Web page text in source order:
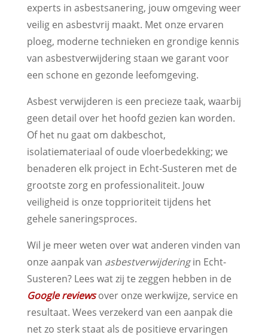
experts in asbestsanering, jouw omgeving weer
veilig en asbestvrij maakt. Met onze ervaren
ploeg, moderne technieken en grondige kennis
van asbestverwijdering staan we garant voor
een schone en gezonde leefomgeving.
Asbest verwijderen is een precieze taak, waarbij
geen detail over het hoofd gezien kan worden.
Of het nu gaat om dakbeschot,
isolatiemateriaal of oude vloerbedekking; we
benaderen elk project in Echt-Susteren met de
grootste zorg en professionaliteit. Jouw
veiligheid is onze topprioriteit tijdens het
gehele saneringsproces.
Wil je meer weten over wat anderen vinden van
onze aanpak van asbestverwijderingin Echt-
Susteren? Lees wat zij te zeggen hebben in de
Google reviewsover onze werkwijze, service en
resultaat. Wees verzekerd van een aanpak die
net zo sterk staat als de positieve ervaringen